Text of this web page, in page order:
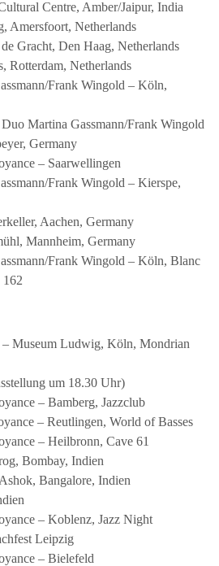
Centre, Amber/Jaipur, India
Amersfoort, Netherlands
Gracht, Den Haag, Netherlands
Rotterdam, Netherlands
Frank Wingold – Köln,
Martina Gassmann/Frank Wingold
Germany
– Saarwellingen
Frank Wingold – Kierspe,
Aachen, Germany
Mannheim, Germany
Frank Wingold – Köln, Blanc
162
Museum Ludwig, Köln, Mondrian
um 18.30 Uhr)
– Bamberg, Jazzclub
– Reutlingen, World of Basses
– Heilbronn, Cave 61
Bombay, Indien
Bangalore, Indien
– Koblenz, Jazz Night
Leipzig
– Bielefeld